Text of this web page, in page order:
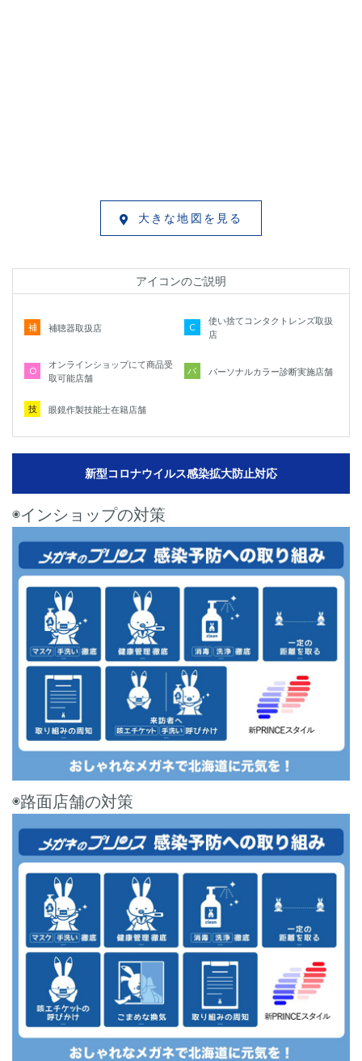
大きな地図を見る
アイコンのご説明
補 補聴器取扱店 C
使い捨てコンタクトレンズ取扱
店
O
オンラインショップにて商品受
取可能店舗
パ パーソナルカラー診断実施店舗
技 眼鏡作製技能士在籍店舗
新型コロナウイルス感染拡大防止対応
◉インショップの対策
◉路面店舗の対策